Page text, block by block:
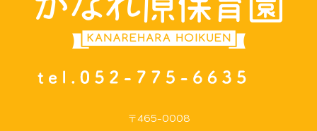
〒465-0008